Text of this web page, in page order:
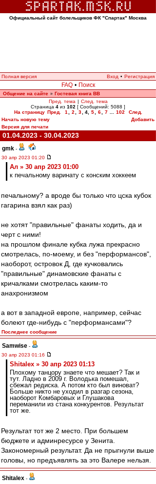
Официальный сайт болельщиков ФК "Спартак" Москва
Полная версия Вход • Регистрация
FAQ • Поиск
Общение на сайте » Гостевая книга ВВ
Пред. тема | След. тема
Страница 4 из 102 [ Сообщений: 5088 ]
На страницу Пред. 1 2 3 4, 5 6 7 102
След.
Начать новую тему
Добавить
Версия для печати
01.04.2023 - 30.04.2023
gmk -
30 апр 2023 01:20
Ал » 30 апр 2023 01:00
к печальному варинату с конским хоккеем
печальному? а вроде бы только что цска кубок
гагарина взял как раз)
не хотят "правильные" фанаты ходить, да и
черт с ними!
на прошлом финале кубка лужа прекрасно
смотрелась, по-моему, и без "перформансов",
наоборот, островок Д, где кучковались
"правильные" динамовские фанаты с
кричалками смотрелась каким-то
анахронизмом
а вот в западной европе, например, сейчас
болеют где-нибудь с "перформансами"?
Последнее сообщение
Samwise -
30 апр 2023 01:16
Shitalex » 30 апр 2023 01:13
Плохому танцору знаете что мешает? Так и
тут. Ладно в 2009 г. Володька помешал,
сбежал редиска. А потом кто был виноват?
Больше никто не уходил в разгар сезона,
наоборот Комбаровых и Глушакова
переманили из стана конкурентов. Результат
тот же.
Результат тот же 2 место. При большем
бюджете и админресурсе у Зенита.
Закономерный результат. Да не прыгнули выше
головы, но предъявлять за это Валере нельзя.
Shitalex -